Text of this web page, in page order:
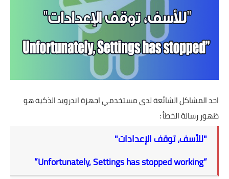
احد المشاكل الشائعة لدى مستخدمي اجهزة اندرويد الذكية هو
ظهور رسالة الخطأ :
"للأسف، توقف الإعدادات"
“Unfortunately, Settings has stopped working”